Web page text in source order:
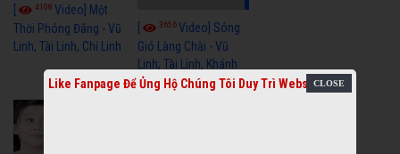
4108 Video] Một
Thời Phóng Đãng - Vũ
Linh, Tài Linh, Chí Linh
3656Video] Sóng
Gió Làng Chài - Vũ
Linh, Tài Linh, Khánh
Tuấn
Like Fanpage Để Ủng Hộ Chúng Tôi Duy Trì Website